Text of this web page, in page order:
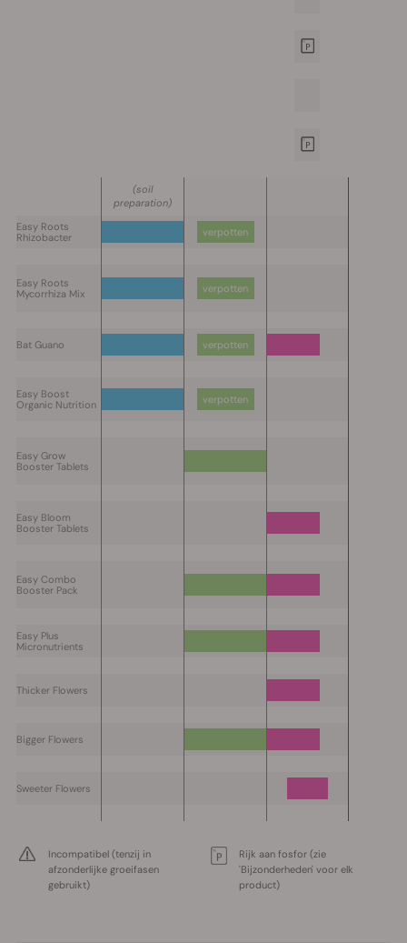
Easy Roots
Rhizobacter
Easy Roots
Mycorrhiza Mix
Bat Guano
Easy Boost
Organic Nutrition
Easy Grow
Booster Tablets
Easy Bloom
Booster Tablets
Easy Combo
Booster Pack
Easy Plus
Micronutrients
Thicker Flowers
Bigger Flowers
Sweeter Flowers
(soil
preparation)
verpotten
verpotten
verpotten
verpotten
Incompatibel (tenzij in
afzonderlijke groeifasen
gebruikt)
Rijk aan fosfor (zie
'Bijzonderheden' voor elk
product)